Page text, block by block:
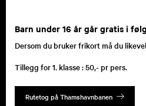
Barn under 16 år går gratis i
Dersom du bruker frikort må du
Tillegg for 1. klasse : 50,- pr pers.
Rutetog på Thamshavnbanen